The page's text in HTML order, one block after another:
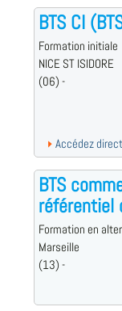
BTS CI
Formation initiale
NICE ST ISIDORE
(06) -
Accédez
BTS
référentiel
Formation en
Marseille
(13) -